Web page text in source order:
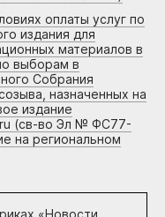
оплаты услуг по
издания для
материалов в
выборам в
Собрания
назначенных на
издание
(св-во Эл № ФС77-
на региональном
«Новости